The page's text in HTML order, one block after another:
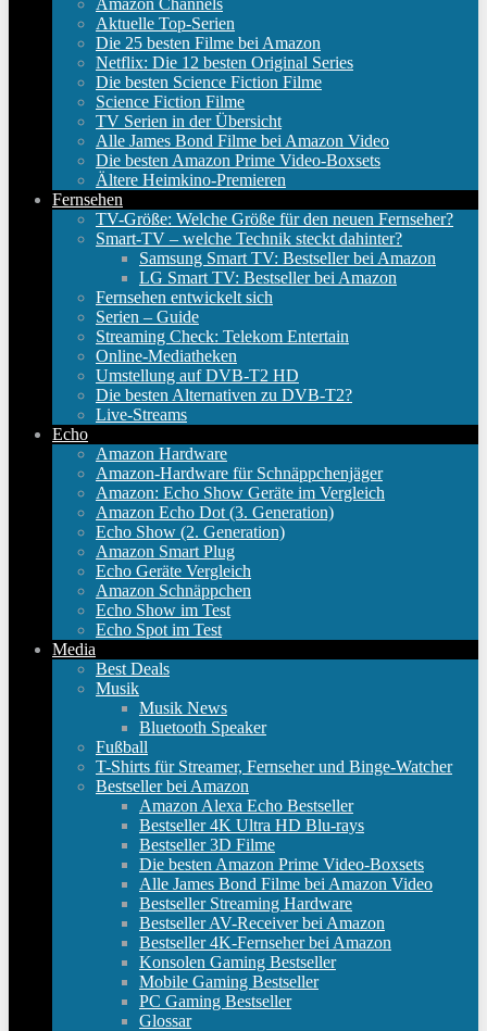
Amazon Channels
Aktuelle Top-Serien
Die 25 besten Filme bei Amazon
Netflix: Die 12 besten Original Series
Die besten Science Fiction Filme
Science Fiction Filme
TV Serien in der Übersicht
Alle James Bond Filme bei Amazon Video
Die besten Amazon Prime Video-Boxsets
Ältere Heimkino-Premieren
Fernsehen
TV-Größe: Welche Größe für den neuen Fernseher?
Smart-TV – welche Technik steckt dahinter?
Samsung Smart TV: Bestseller bei Amazon
LG Smart TV: Bestseller bei Amazon
Fernsehen entwickelt sich
Serien – Guide
Streaming Check: Telekom Entertain
Online-Mediatheken
Umstellung auf DVB-T2 HD
Die besten Alternativen zu DVB-T2?
Live-Streams
Echo
Amazon Hardware
Amazon-Hardware für Schnäppchenjäger
Amazon: Echo Show Geräte im Vergleich
Amazon Echo Dot (3. Generation)
Echo Show (2. Generation)
Amazon Smart Plug
Echo Geräte Vergleich
Amazon Schnäppchen
Echo Show im Test
Echo Spot im Test
Media
Best Deals
Musik
Musik News
Bluetooth Speaker
Fußball
T-Shirts für Streamer, Fernseher und Binge-Watcher
Bestseller bei Amazon
Amazon Alexa Echo Bestseller
Bestseller 4K Ultra HD Blu-rays
Bestseller 3D Filme
Die besten Amazon Prime Video-Boxsets
Alle James Bond Filme bei Amazon Video
Bestseller Streaming Hardware
Bestseller AV-Receiver bei Amazon
Bestseller 4K-Fernseher bei Amazon
Konsolen Gaming Bestseller
Mobile Gaming Bestseller
PC Gaming Bestseller
Glossar